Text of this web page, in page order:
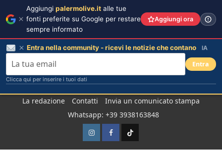
La redazione Contatti
Invia un comunicato stampa
Whatsapp: +39 3938163848
InstagramFacebook
TikTok
Aggiungi palermolive.it alle tue
fonti preferite su Google per restare
sempre informato
Aggiungi ora
Entra nella community - ricevi le notizie che contano IA
Entra
Clicca qui per inserire i tuoi dati